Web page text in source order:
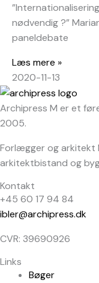
nødvendig ?”
paneldebate
Læs mere »
2020-11-13
Archipress M er et
2005.
Forlægger og arkitekt
arkitektbistand og
Kontakt
+45 60 17 94 84
ibler@archipress.dk
CVR: 39690926
Links
Bøger